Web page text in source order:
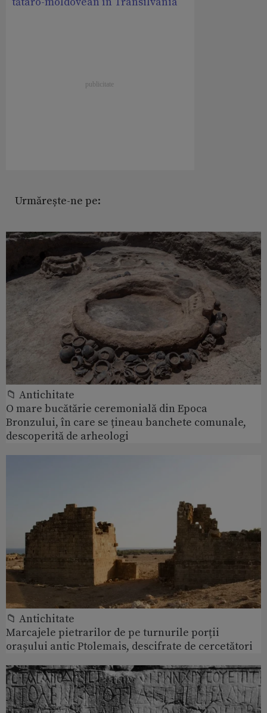
Urmărește-ne pe:
📁 Antichitate
O mare bucătărie ceremonială din Epoca
Bronzului, în care se țineau banchete comunale,
descoperită de arheologi
📁 Antichitate
Marcajele pietrarilor de pe turnurile porții
orașului antic Ptolemais, descifrate de cercetători